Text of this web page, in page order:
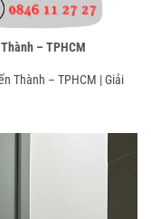
– TPHCM
Thành – TPHCM | Giải